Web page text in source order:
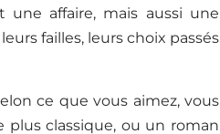
affaire, mais aussi une
failles, leurs choix passés
ce que vous aimez, vous
classique, ou un roman